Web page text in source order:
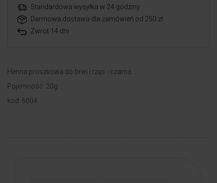
Standardowa wysyłka w 24 godziny
Darmowa dostawa dla zamówień od 250 zł
Zwrot 14 dni
Henna proszkowa do brwi i rzęs - czarna.
Pojemność: 20g
kod: 6004